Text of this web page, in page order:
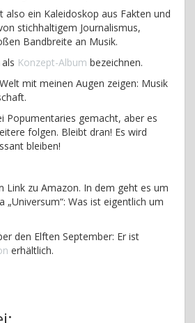
also ein Kaleidoskop aus Fakten und
stichhaltigem Journalismus,
Bandbreite an Musik.
Konzept-Album bezeichnen.
mit meinen Augen zeigen: Musik
Popumentaries gemacht, aber es
folgen. Bleibt dran! Es wird
bleiben!
Link zu Amazon. In dem geht es um
„Universum“: Was ist eigentlich um
den Elften September: Er ist
erhältlich.